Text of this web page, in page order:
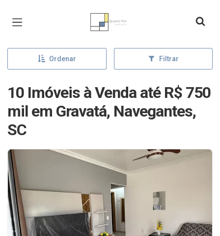
Página inicial
Ordenar Filtrar
10 Imóveis à Venda até R$ 750
mil em Gravatá, Navegantes,
SC